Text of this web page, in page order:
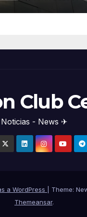
Club
Noticias - News ✈
a WordPress
Theme:
Themeansar.